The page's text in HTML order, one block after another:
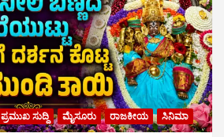
ಪ್ರಮುಖ ಸುದ್ದಿ ಮೈಸೂರು ರಾಜಕೀಯ ಸಿನಿಮಾ